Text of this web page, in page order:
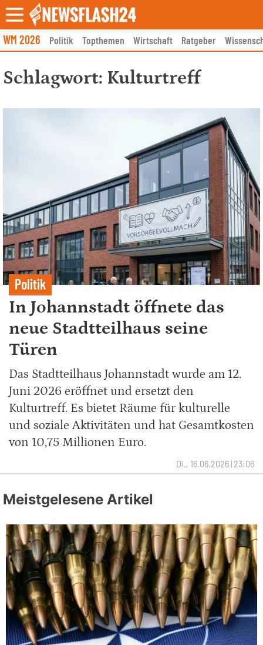
Skip
to
content
WM 2026 Politik Topthemen Wirtschaft Ratgeber
Schlagwort: Kulturtreff
Politik
In Johannstadt öffnete das
neue Stadtteilhaus seine
Türen
Das Stadtteilhaus Johannstadt wurde am 12.
Juni 2026 eröffnet und ersetzt den
Kulturtreff. Es bietet Räume für kulturelle
und soziale Aktivitäten und hat Gesamtkosten
von 10,75 Millionen Euro.
Di., 16.06.2026 | 23:06
Meistgelesene Artikel